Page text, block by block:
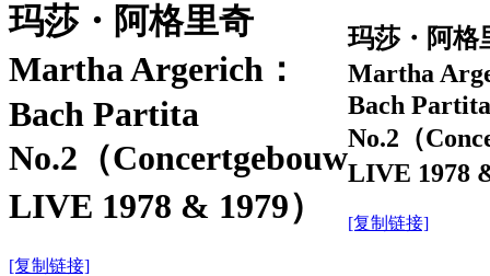
玛莎・阿格里奇
Martha Argerich：
Bach Partita
No.2（Concertgebouw
LIVE 1978 & 1979）
[复制链接]
玛莎・阿格
Martha
Bach Partita
No.2（
LIVE 1978
[复制链接]